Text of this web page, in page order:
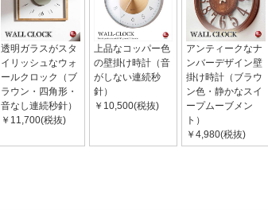
透明ガラスがスタ
イリッシュなウォ
ールクロック（ブ
ラウン・四角形・
音なし連続秒針）
￥11,700(税抜)
上品なコッパー色
の壁掛け時計（音
がしない連続秒
針）
￥10,500(税抜)
アンティークなナ
ンバーデザイン壁
掛け時計（ブラウ
ン色・静かなスイ
ープムーブメン
ト）
￥4,980(税抜)